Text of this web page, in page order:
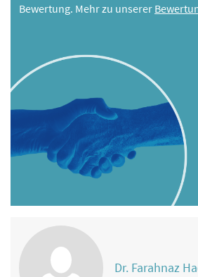
Bewertung. Mehr zu unserer
Dr. Farahnaz